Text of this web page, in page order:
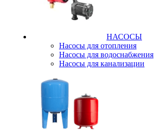
НАСОСЫ
Насосы для отопления
Насосы для водоснабжения
Насосы для канализации